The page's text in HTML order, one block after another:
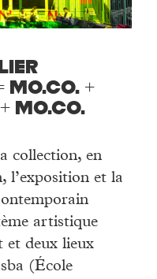
+
MO.CO.
collection, en
l’exposition et la
artistique
et deux lieux
(École